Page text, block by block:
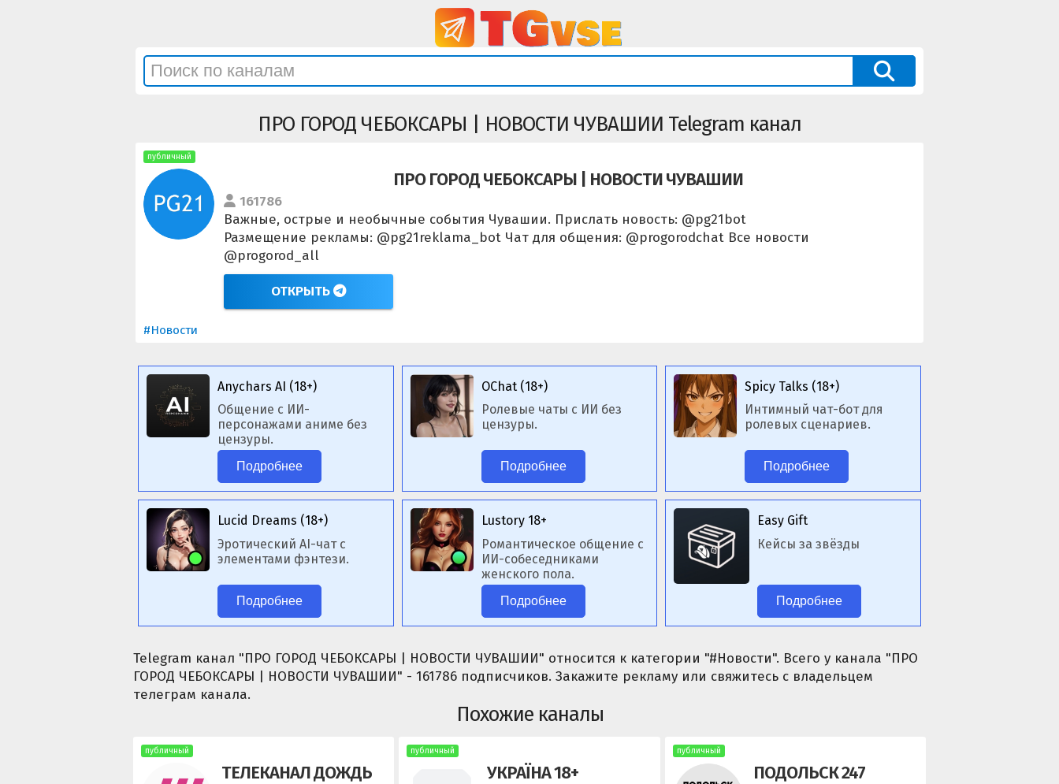
ПРО ГОРОД ЧЕБОКСАРЫ | НОВОСТИ ЧУВАШИИ Telegram канал
публичный
ПРО ГОРОД ЧЕБОКСАРЫ | НОВОСТИ ЧУВАШИИ
161786
Важные, острые и необычные события Чувашии. Прислать новость: @pg21bot
Размещение рекламы: @pg21reklama_bot Чат для общения: @progorodchat Все новости
@progorod_all
ОТКРЫТЬ
#Новости
Anychars AI (18+)
Общение с ИИ-
персонажами аниме без
цензуры.
Подробнее
OChat (18+)
Ролевые чаты с ИИ без
цензуры.
Подробнее
Spicy Talks (18+)
Интимный чат-бот для
ролевых сценариев.
Подробнее
Lucid Dreams (18+)
Эротический AI-чат с
элементами фэнтези.
Подробнее
Lustory 18+
Романтическое общение с
ИИ-собеседниками
женского пола.
Подробнее
Easy Gift
Кейсы за звёзды
Подробнее
Telegram канал "ПРО ГОРОД ЧЕБОКСАРЫ | НОВОСТИ ЧУВАШИИ" относится к категории "#Новости". Всего у канала "ПРО
ГОРОД ЧЕБОКСАРЫ | НОВОСТИ ЧУВАШИИ" - 161786 подписчиков. Закажите рекламу или свяжитесь с владельцем
телеграм канала.
Похожие каналы
публичный
ТЕЛЕКАНАЛ ДОЖДЬ
публичный
УКРАЇНА 18+
публичный
ПОДОЛЬСК 247